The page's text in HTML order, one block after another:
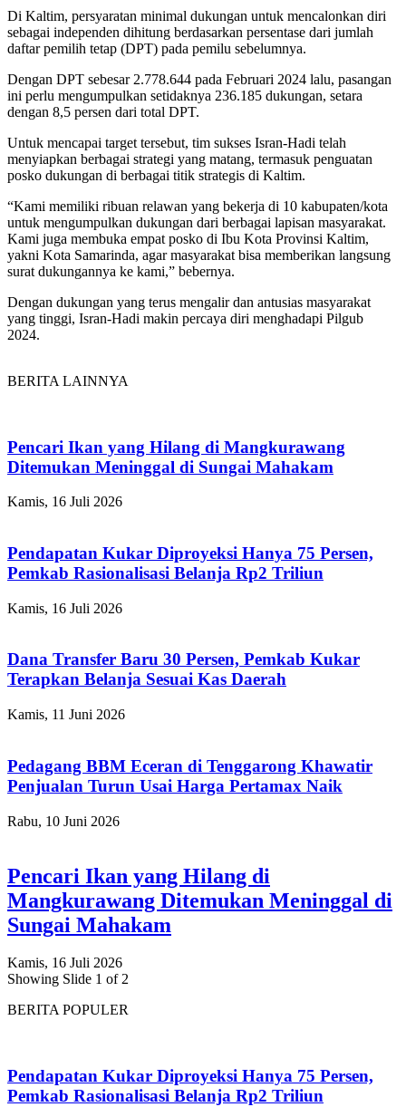
Di Kaltim, persyaratan minimal dukungan untuk mencalonkan diri
sebagai independen dihitung berdasarkan persentase dari jumlah
daftar pemilih tetap (DPT) pada pemilu sebelumnya.
Dengan DPT sebesar 2.778.644 pada Februari 2024 lalu, pasangan
ini perlu mengumpulkan setidaknya 236.185 dukungan, setara
dengan 8,5 persen dari total DPT.
Untuk mencapai target tersebut, tim sukses Isran-Hadi telah
menyiapkan berbagai strategi yang matang, termasuk penguatan
posko dukungan di berbagai titik strategis di Kaltim.
“Kami memiliki ribuan relawan yang bekerja di 10 kabupaten/kota
untuk mengumpulkan dukungan dari berbagai lapisan masyarakat.
Kami juga membuka empat posko di Ibu Kota Provinsi Kaltim,
yakni Kota Samarinda, agar masyarakat bisa memberikan langsung
surat dukungannya ke kami,” bebernya.
Dengan dukungan yang terus mengalir dan antusias masyarakat
yang tinggi, Isran-Hadi makin percaya diri menghadapi Pilgub
2024.
BERITA LAINNYA
Pencari Ikan yang Hilang di Mangkurawang
Ditemukan Meninggal di Sungai Mahakam
Kamis, 16 Juli 2026
Pendapatan Kukar Diproyeksi Hanya 75 Persen,
Pemkab Rasionalisasi Belanja Rp2 Triliun
Kamis, 16 Juli 2026
Dana Transfer Baru 30 Persen, Pemkab Kukar
Terapkan Belanja Sesuai Kas Daerah
Kamis, 11 Juni 2026
Pedagang BBM Eceran di Tenggarong Khawatir
Penjualan Turun Usai Harga Pertamax Naik
Rabu, 10 Juni 2026
Pencari Ikan yang Hilang di
Mangkurawang Ditemukan Meninggal di
Sungai Mahakam
Kamis, 16 Juli 2026
Showing Slide 1 of 2
BERITA POPULER
Pendapatan Kukar Diproyeksi Hanya 75 Persen,
Pemkab Rasionalisasi Belanja Rp2 Triliun